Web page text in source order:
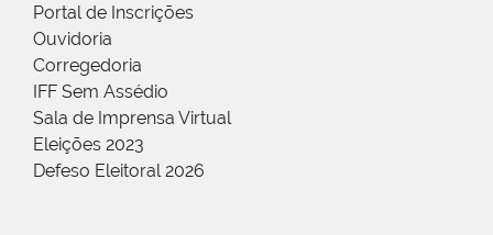
Portal de Inscrições
Ouvidoria
Corregedoria
IFF Sem Assédio
Sala de Imprensa Virtual
Eleições 2023
Defeso Eleitoral 2026